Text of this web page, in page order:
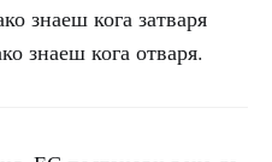
знаеш кога затваря
знаеш кога отваря.